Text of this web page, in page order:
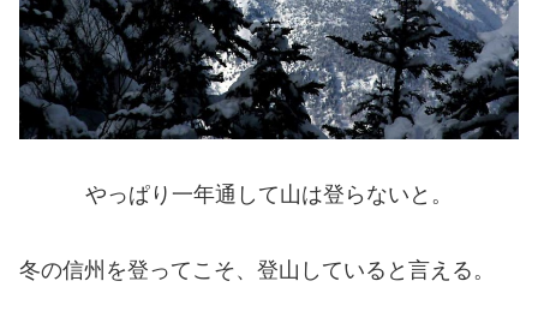
やっぱり一年通して山は登らないと。
冬の信州を登ってこそ、登山していると言える。